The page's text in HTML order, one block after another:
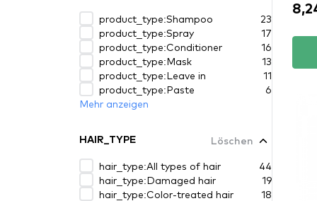
product_type:Shampoo
23
product_type:Spray
17
product_type:Conditioner
16
product_type:Mask
13
product_type:Leave in
11
product_type:Paste
6
Mehr anzeigen
HAIR_TYPE
Löschen
hair_type:All types of hair
44
hair_type:Damaged hair
19
hair_type:Color-treated hair
18